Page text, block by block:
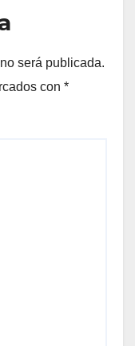
será publicada.
con *